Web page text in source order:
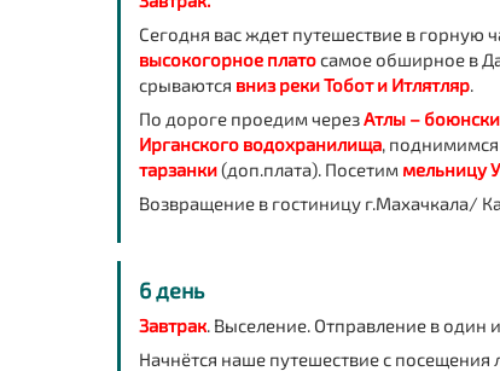
Сегодня вас ждет путешествие в горную
высокогорное платосамое обширное в
срываются вниз реки Тобот и Итлятляр.
По дороге проедим черезАтлы –
Ирганского водохранилища,
тарзанки(доп.плата). Посетим мельницу
Возвращение в гостиницу г.Махачкала/
6 день
Завтрак. Выселение. Отправление в один
Начнётся наше путешествие с посещения